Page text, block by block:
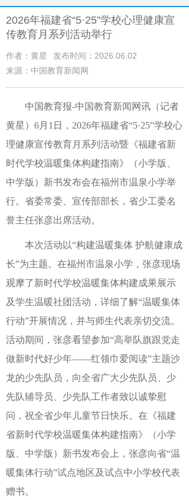
2026年福建省“5·25”学校心理健康宣
传教育月系列活动举行
作者：黄星
发布时间：2026.06.02
来源：中国教育新闻网
中国教育报-中国教育新闻网讯（记者
黄星） 6月1日，2026年福建省“5·25”学校心
理健康宣传教育月系列活动暨《福建省新
时代学校温暖集体构建指南》（小学版、
中学版）新书发布会在福州市温泉小学举
行。省委常委、宣传部部长，省少工委名
誉主任张彦出席活动。
本次活动以“构建温暖集体 护航健康成
长”为主题。在福州市温泉小学，张彦现场
观摩了新时代学校温暖集体构建成果展示
及学生温暖社团活动，详细了解“温暖集体
行动”开展情况，并与师生代表亲切交流。
活动期间，张彦看望参加“高举队旗跟党走
做新时代好少年——红领巾爱阅读”主题沙
龙的少先队员，向全省广大少先队员、少
先队辅导员、少先队工作者致以诚挚慰
问，祝全省少年儿童节日快乐。在《福建
省新时代学校温暖集体构建指南》（小学
版、中学版）新书发布会上，张彦向省“温
暖集体行动”试点地区及试点中小学校代表
赠书。